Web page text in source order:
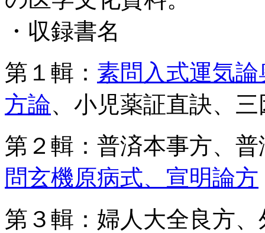
・収録書名
第１輯： 素問入式運気論
方論、小児薬証直訣、
第２輯：普済本事方、
問玄機原病式、宣明論方
第３輯：婦人大全良方